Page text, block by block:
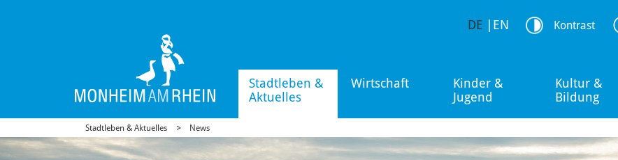
Stadtleben &
Aktuelles
Wirtschaft
Kinder &
Jugend
Kultur &
Bildung
DE EN Kontrast
Stadtleben & Aktuelles News